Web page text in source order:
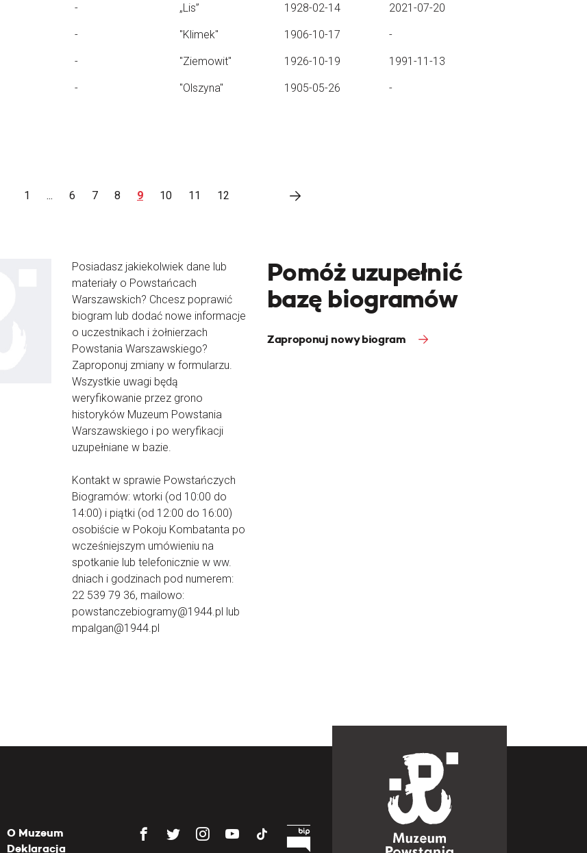
- „Lis” 1928-02-14 2021-07-20
- "Klimek" 1906-10-17 -
- "Ziemowit" 1926-10-19 1991-11-13
- "Olszyna" 1905-05-26 -
1 ... 6 7 8 9 10 11 12
Posiadasz jakiekolwiek dane lub
materiały o Powstańcach
Warszawskich? Chcesz poprawić
biogram lub dodać nowe informacje
o uczestnikach i żołnierzach
Powstania Warszawskiego?
Zaproponuj zmiany w formularzu.
Wszystkie uwagi będą
weryfikowanie przez grono
historyków Muzeum Powstania
Warszawskiego i po weryfikacji
uzupełniane w bazie.
Kontakt w sprawie Powstańczych
Biogramów: wtorki (od 10:00 do
14:00) i piątki (od 12:00 do 16:00)
osobiście w Pokoju Kombatanta po
wcześniejszym umówieniu na
spotkanie lub telefonicznie w ww.
dniach i godzinach pod numerem:
22 539 79 36, mailowo:
powstanczebiogramy@1944.pl lub
mpalgan@1944.pl
Pomóż uzupełnić
bazę biogramów
Zaproponuj nowy biogram
O Muzeum
Deklaracja